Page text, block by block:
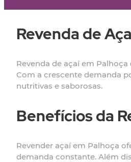
Revenda de
Revenda de açaí em
Com a crescente demanda
nutritivas e saborosas.
Benefícios da
Revender açaí em Palhoça
demanda constante. Além